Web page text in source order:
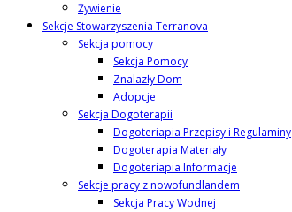
Żywienie
Sekcje Stowarzyszenia Terranova
Sekcja pomocy
Sekcja Pomocy
Znalazły Dom
Adopcje
Sekcja Dogoterapii
Dogoteriapia Przepisy i Regulaminy
Dogoterapia Materiały
Dogoteriapia Informacje
Sekcje pracy z nowofundlandem
Sekcja Pracy Wodnej